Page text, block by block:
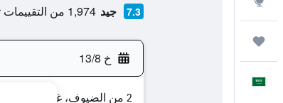
7.3 جيد 1,974 من التقييمات تم التحقق منها
خ 13/8
2 من الضيوف، غرفة واحدة